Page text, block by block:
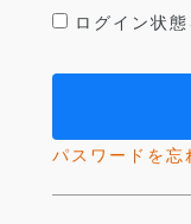
ログイン状
パスワードを忘